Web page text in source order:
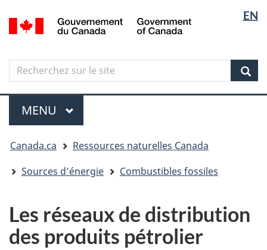
Aller
au
principal
Skip
to
government"
Passer
à
version
simplifiée
langue
EN
Canada
Search
Recherchez
sur
le
site
Menu
MENU PRINCIPAL
êtes
ici
Canada.ca
Ressources naturelles Canada
Sources d’énergie
Combustibles fossiles
Les réseaux de distribution
des produits pétrolier